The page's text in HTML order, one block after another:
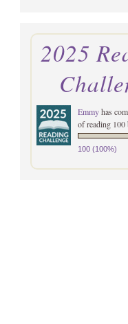
2025
Emmyhas
of reading
100 (100%)